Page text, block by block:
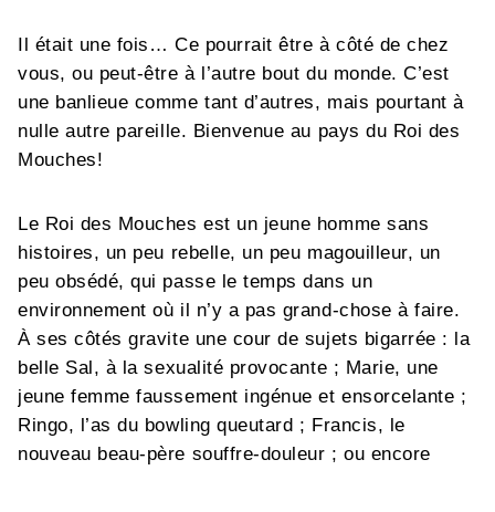
Il était une fois… Ce pourrait être à côté de chez
vous, ou peut-être à l’autre bout du monde. C’est
une banlieue comme tant d’autres, mais pourtant à
nulle autre pareille. Bienvenue au pays du Roi des
Mouches!
Le Roi des Mouches est un jeune homme sans
histoires, un peu rebelle, un peu magouilleur, un
peu obsédé, qui passe le temps dans un
environnement où il n’y a pas grand-chose à faire.
À ses côtés gravite une cour de sujets bigarrée : la
belle Sal, à la sexualité provocante ; Marie, une
jeune femme faussement ingénue et ensorcelante ;
Ringo, l’as du bowling queutard ; Francis, le
nouveau beau-père souffre-douleur ; ou encore